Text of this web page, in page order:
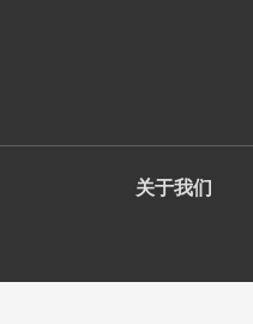
关于我们